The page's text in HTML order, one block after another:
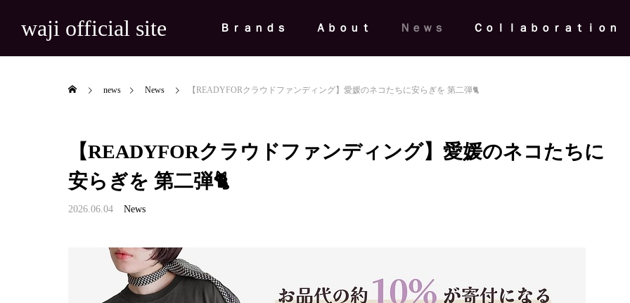
waji official site Ｂｒａｎｄｓ Ａｂｏｕｔ Ｎｅｗｓ Ｃｏｌｌａｂｏｒａｔｉｏｎ
News News
news News 【READYFORクラウドファンディング】愛媛のネコたちに安らぎを 第二弾🐈
【READYFORクラウドファンディング】愛媛のネコたちに
安らぎを 第二弾🐈
2026.06.04 News